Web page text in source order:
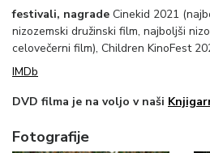
festivali, nagrade Cinekid 2021
nizozemski družinski film, najboljši
celovečerni film), Children KinoFest
IMDb
DVD filma je na voljo v naši
Fotografije